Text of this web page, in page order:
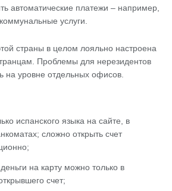
автоматические платежи – например,
услуги.
страны в целом лояльно настроена
Проблемы для нерезидентов
на уровне отдельных офисов.
испанского языка на сайте, в
сложно открыть счет
на карту можно только в
счет;